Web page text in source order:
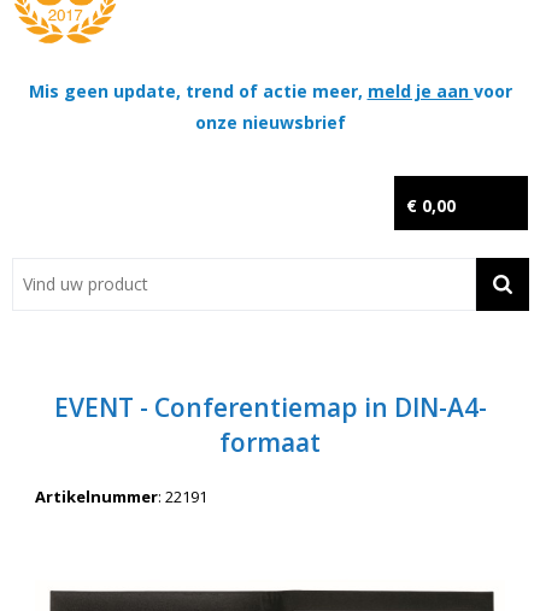
Mis geen update, trend of actie meer, meld je aan voor
onze nieuwsbrief
€ 0,00
Thema's
Contact
Wil je snel een advies? Bel nu 053-7920045 of 06-55731304
EVENT - Conferentiemap in DIN-A4-
formaat
Artikelnummer: 22191